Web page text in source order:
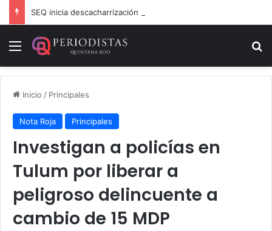
Menú
Inicio / Principales
Nota Roja Principales
Investigan a policías en
Tulum por liberar a
peligroso delincuente a
cambio de 15 MDP